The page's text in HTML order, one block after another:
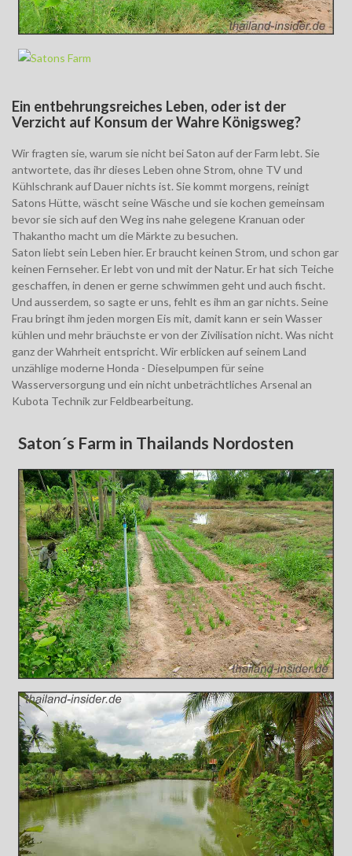
Ein entbehrungsreiches Leben, oder ist der
Verzicht auf Konsum der Wahre Königsweg?
Wir fragten sie, warum sie nicht bei Saton auf der Farm lebt. Sie
antwortete, das ihr dieses Leben ohne Strom, ohne TV und
Kühlschrank auf Dauer nichts ist. Sie kommt morgens, reinigt
Satons Hütte, wäscht seine Wäsche und sie kochen gemeinsam
bevor sie sich auf den Weg ins nahe gelegene Kranuan oder
Thakantho macht um die Märkte zu besuchen.
Saton liebt sein Leben hier. Er braucht keinen Strom, und schon gar
keinen Fernseher. Er lebt von und mit der Natur. Er hat sich Teiche
geschaffen, in denen er gerne schwimmen geht und auch fischt.
Und ausserdem, so sagte er uns, fehlt es ihm an gar nichts. Seine
Frau bringt ihm jeden morgen Eis mit, damit kann er sein Wasser
kühlen und mehr bräuchste er von der Zivilisation nicht. Was nicht
ganz der Wahrheit entspricht. Wir erblicken auf seinem Land
unzählige moderne Honda - Dieselpumpen für seine
Wasserversorgung und ein nicht unbeträchtliches Arsenal an
Kubota Technik zur Feldbearbeitung.
Saton´s Farm in Thailands Nordosten